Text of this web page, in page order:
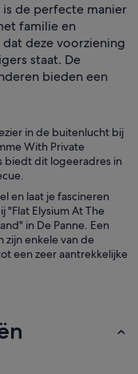
de perfecte manier
familie en
deze voorziening
staat. De
bieden een
in de buitenlucht bij
With Private
biedt dit logeeradres in
en laat je fascineren
"Flat Elysium At The
in De Panne. Een
zijn enkele van de
een zeer aantrekkelijke